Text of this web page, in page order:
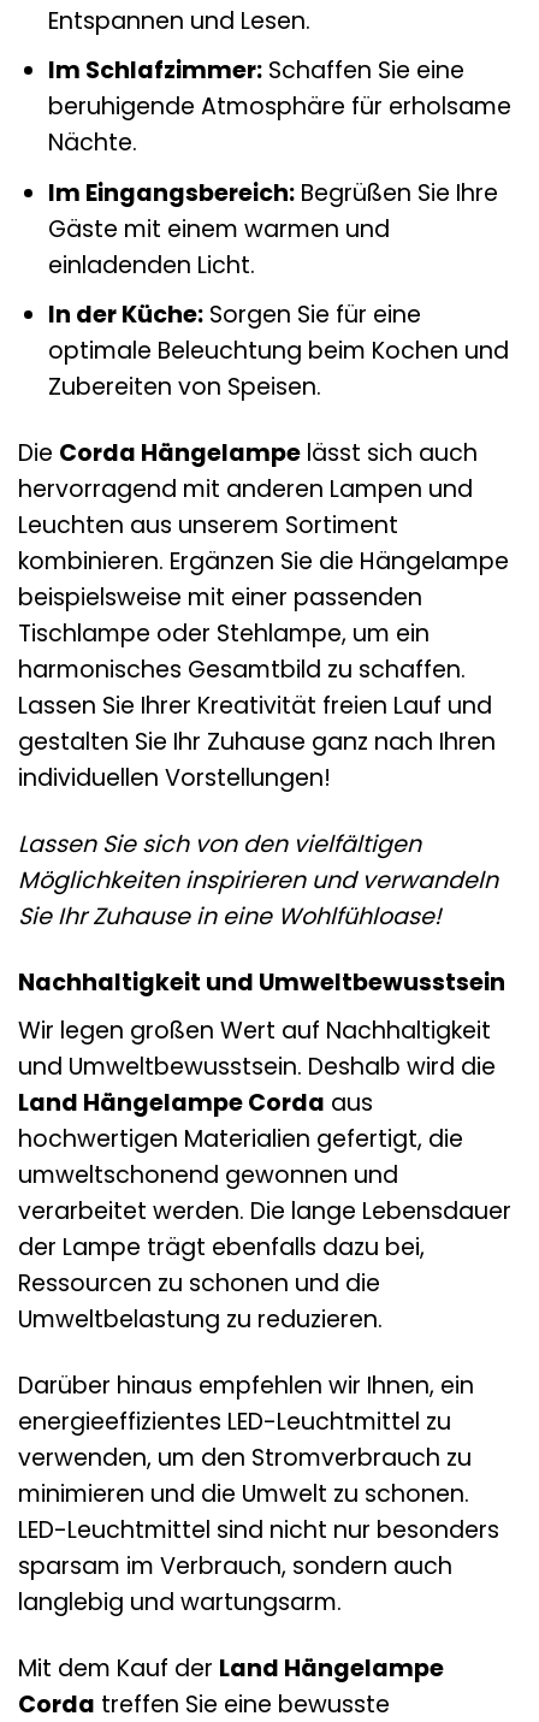
Entspannen und Lesen.
Im Schlafzimmer:Schaffen Sie eine
beruhigende Atmosphäre für erholsame
Nächte.
Im Eingangsbereich:Begrüßen Sie Ihre
Gäste mit einem warmen und
einladenden Licht.
In der Küche:Sorgen Sie für eine
optimale Beleuchtung beim Kochen und
Zubereiten von Speisen.
Die Corda Hängelampe lässt sich auch
hervorragend mit anderen Lampen und
Leuchten aus unserem Sortiment
kombinieren. Ergänzen Sie die Hängelampe
beispielsweise mit einer passenden
Tischlampe oder Stehlampe, um ein
harmonisches Gesamtbild zu schaffen.
Lassen Sie Ihrer Kreativität freien Lauf und
gestalten Sie Ihr Zuhause ganz nach Ihren
individuellen Vorstellungen!
Lassen Sie sich von den vielfältigen
Möglichkeiten inspirieren und verwandeln
Sie Ihr Zuhause in eine Wohlfühloase!
Nachhaltigkeit und Umweltbewusstsein
Wir legen großen Wert auf Nachhaltigkeit
und Umweltbewusstsein. Deshalb wird die
Land Hängelampe Corda aus
hochwertigen Materialien gefertigt, die
umweltschonend gewonnen und
verarbeitet werden. Die lange Lebensdauer
der Lampe trägt ebenfalls dazu bei,
Ressourcen zu schonen und die
Umweltbelastung zu reduzieren.
Darüber hinaus empfehlen wir Ihnen, ein
energieeffizientes LED-Leuchtmittel zu
verwenden, um den Stromverbrauch zu
minimieren und die Umwelt zu schonen.
LED-Leuchtmittel sind nicht nur besonders
sparsam im Verbrauch, sondern auch
langlebig und wartungsarm.
Mit dem Kauf der Land Hängelampe
Corda treffen Sie eine bewusste